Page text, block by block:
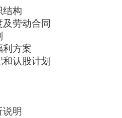
构
劳动合同
方案
认股计划
明